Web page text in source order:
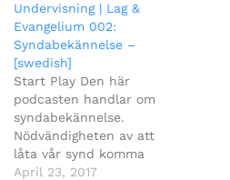
Undervisning | Lag &
Evangelium 002:
Syndabekännelse –
[swedish]
Start Play Den här
podcasten handlar om
syndabekännelse.
Nödvändigheten av att
låta vår synd komma
fram i ljuset för att
April 23, 2017